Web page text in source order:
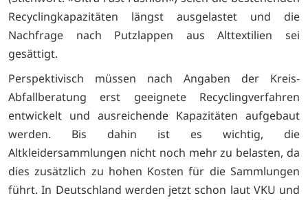
Recyclingkapazitäten längst ausgelastet und die
Nachfrage nach Putzlappen aus Alttextilien sei
gesättigt.
Perspektivisch müssen nach Angaben der Kreis-
Abfallberatung erst geeignete Recyclingverfahren
entwickelt und ausreichende Kapazitäten aufgebaut
werden. Bis dahin ist es wichtig, die
Altkleidersammlungen nicht noch mehr zu belasten, da
dies zusätzlich zu hohen Kosten für die Sammlungen
führt. In Deutschland werden jetzt schon laut VKU und